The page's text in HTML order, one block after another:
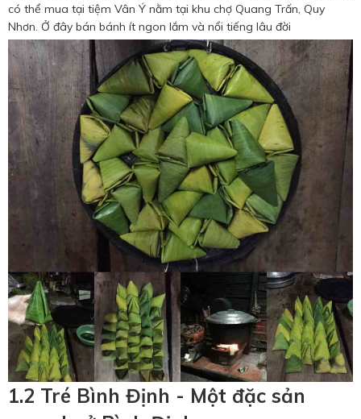
có thể mua tại tiệm Vân Ý nằm tại khu chợ Quang Trấn, Quy
Nhơn. Ở đây bán bánh ít ngon lắm và nổi tiếng lâu đời
1.2 Tré Bình Định - Một đặc sản